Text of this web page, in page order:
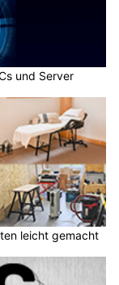
und Server
leicht gemacht